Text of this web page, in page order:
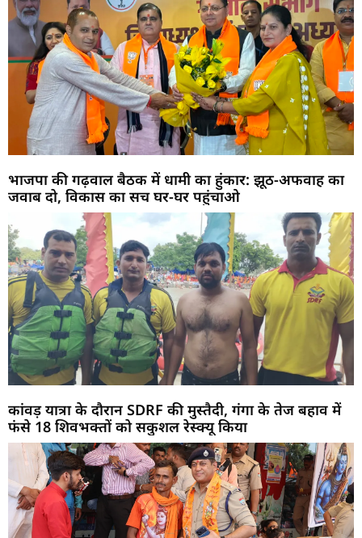
भाजपा की गढ़वाल बैठक में धामी का हुंकार: झूठ-अफवाह का
जवाब दो, विकास का सच घर-घर पहुंचाओ
कांवड़ यात्रा के दौरान SDRF की मुस्तैदी, गंगा के तेज बहाव में
फंसे 18 शिवभक्तों को सकुशल रेस्क्यू किया